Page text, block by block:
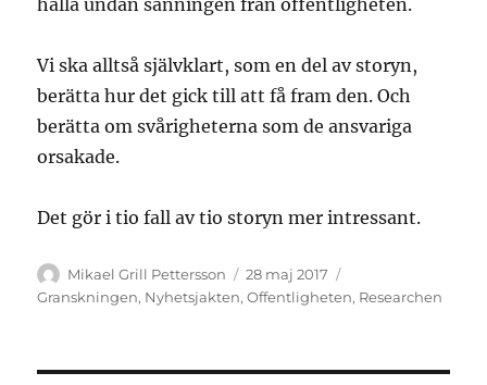
hålla undan sanningen från offentligheten.
Vi ska alltså självklart, som en del av storyn,
berätta hur det gick till att få fram den. Och
berätta om svårigheterna som de ansvariga
orsakade.
Det gör i tio fall av tio storyn mer intressant.
Författare
Mikael Grill Pettersson
Publicerat
den
28 maj 2017
Granskningen, Nyhetsjakten,Offentligheten, Researchen